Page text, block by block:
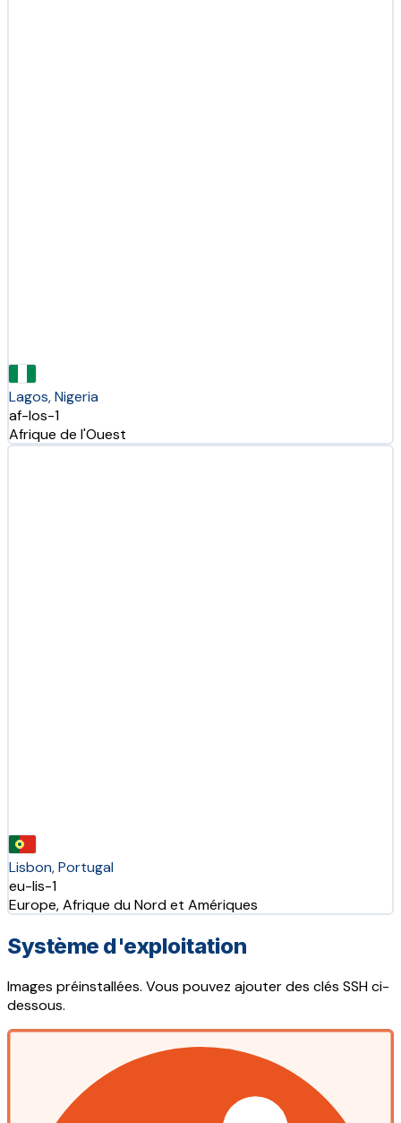
Lagos, Nigeria
af-los-1
Afrique de l'Ouest
Lisbon, Portugal
eu-lis-1
Europe, Afrique du Nord et Amériques
Système d'exploitation
Images préinstallées. Vous pouvez ajouter des clés SSH ci-
dessous.